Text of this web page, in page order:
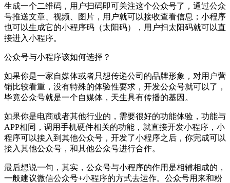
生成一个二维码，用户扫码即可关注这个公众号了，通过公众
号推送文章、视频、图片，用户就可以接收查看信息；小程序
也可以生成它的小程序码（太阳码），用户扫太阳码就可以直
接进入小程序。
公众号与小程序该如何选择？
如果你是一家自媒体或者只想传递公司的品牌形象，对用户营
销比较看重，没有特殊的体验性要求，开发公众号就可以了，
毕竟公众号就是一个自媒体，天生具有传播的基因。
如果你是电商或者其他行业的，需要很好的功能体验，功能与
APP相同，调用手机硬件相关的功能，就直接开发小程序，小
程序可以接入到其他公众号，开发了小程序之后，你完成可以
接入其他公众号，和其他公众号进行合作。
最后想说一句，其实，公众号与小程序的作用是相辅相成的，
一般建议微信公众号+小程序的方式去运作。公众号用来和粉